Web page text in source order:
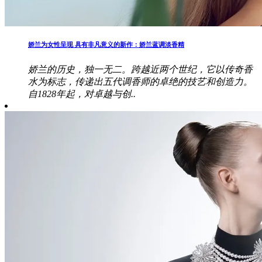
娇兰为女性呈现 具有非凡意义的新作：娇兰蓝调淡香精
娇兰的历史，独一无二。跨越近两个世纪，它以传奇香
水为标志，传递出五代调香师的卓绝的技艺和创造力。
自1828年起，对卓越与创..